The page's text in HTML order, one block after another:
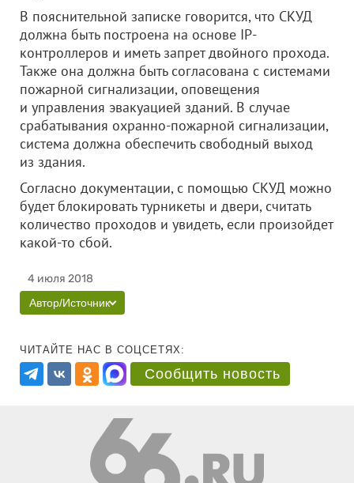
В пояснительной записке говорится, что СКУД
должна быть построена на основе IP-
контроллеров и иметь запрет двойного прохода.
Также она должна быть согласована с системами
пожарной сигнализации, оповещения
и управления эвакуацией зданий. В случае
срабатывания охранно-пожарной сигнализации,
система должна обеспечить свободный выход
из здания.
Согласно документации, с помощью СКУД можно
будет блокировать турникеты и двери, считать
количество проходов и увидеть, если произойдет
какой-то сбой.
4 июля 2018
Автор/Источник
ЧИТАЙТЕ НАС В СОЦСЕТЯХ:
Сообщить новость